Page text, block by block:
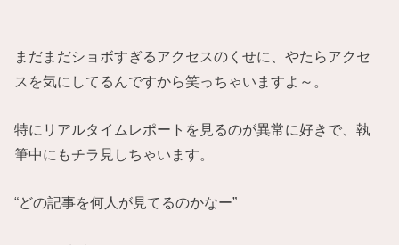
まだまだショボすぎるアクセスのくせに、やたらアクセ
スを気にしてるんですから笑っちゃいますよ～。
特にリアルタイムレポートを見るのが異常に好きで、執
筆中にもチラ見しちゃいます。
“どの記事を何人が見てるのかなー”